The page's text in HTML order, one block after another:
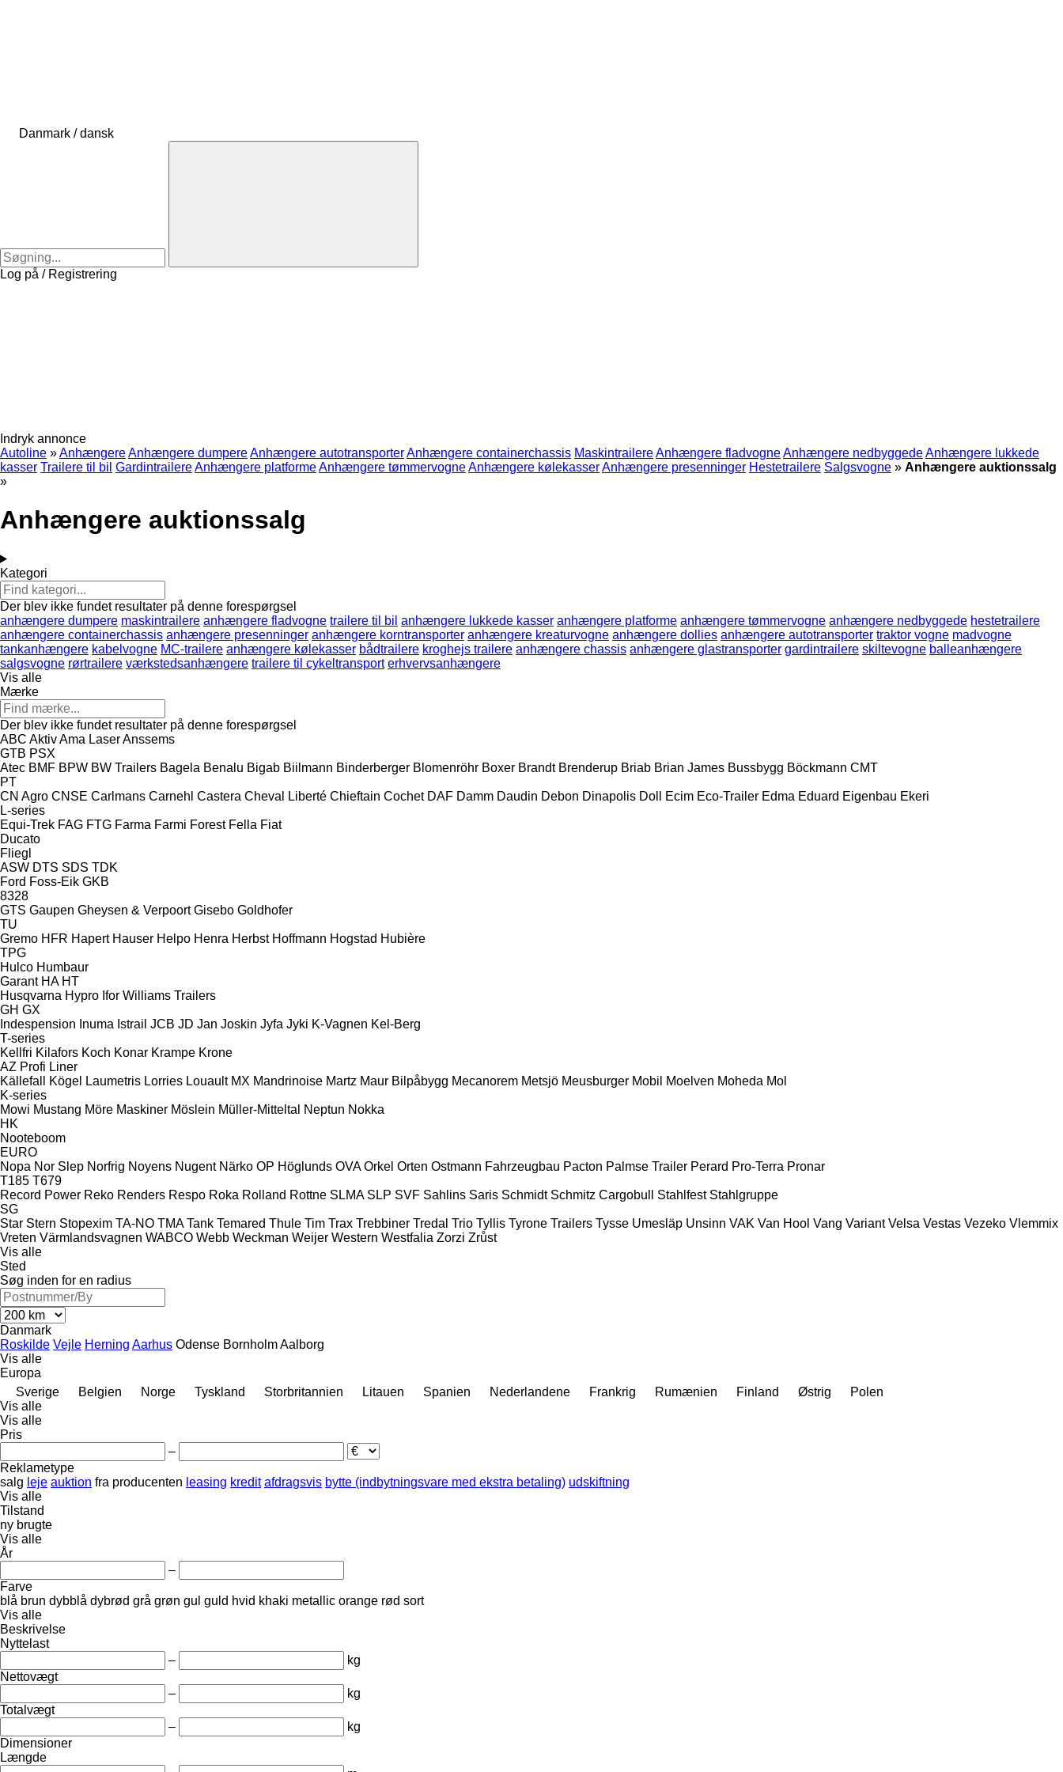
Danmark / dansk
Log på / Registrering
Indryk annonce
Autoline »AnhængereAnhængere dumpereAnhængere autotransporterAnhængere containerchassis MaskintrailereAnhængere fladvogneAnhængere nedbyggedeAnhængere lukkede
kasser Trailere til bil GardintrailereAnhængere platformeAnhængere tømmervogneAnhængere kølekasserAnhængere presenninger Hestetrailere Salgsvogne » Anhængere auktionssalg
»
Anhængere auktionssalg
Kategori
Der blev ikke fundet resultater på denne forespørgsel
anhængere dumpere maskintrailere anhængere fladvogne trailere til bil anhængere lukkede kasser anhængere platforme anhængere tømmervogne anhængere nedbyggede hestetrailere
anhængere containerchassis anhængere presenninger anhængere korntransporter anhængere kreaturvogne anhængere dollies anhængere autotransporter traktor vogne madvogne
tankanhængere kabelvogne MC-trailere anhængere kølekasser bådtrailere kroghejs trailere anhængere chassis anhængere glastransporter gardintrailere skiltevogne balleanhængere
salgsvogne rørtrailere værkstedsanhængere trailere til cykeltransport erhvervsanhængere
Vis alle
Mærke
Der blev ikke fundet resultater på denne forespørgsel
ABC AktivAma LaserAnssems
GTB PSX
Atec BMF BPW BW Trailers Bagela Benalu Bigab Biilmann Binderberger Blomenröhr Boxer Brandt Brenderup Briab Brian James Bussbygg Böckmann CMT
PT
CN Agro CNSE Carlmans Carnehl Castera Cheval Liberté Chieftain Cochet DAF Damm Daudin Debon Dinapolis Doll Ecim Eco-Trailer Edma Eduard Eigenbau Ekeri
L-series
Equi-Trek FAG FTG Farma Farmi Forest Fella Fiat
Ducato
Fliegl
ASW DTS SDS TDK
Ford Foss-Eik GKB
8328
GTS Gaupen Gheysen & Verpoort Gisebo Goldhofer
TU
Gremo HFR Hapert Hauser Helpo Henra Herbst Hoffmann Hogstad Hubière
TPG
Hulco Humbaur
Garant HA HT
Husqvarna Hypro Ifor Williams Trailers
GH GX
Indespension Inuma Istrail JCB JD Jan Joskin Jyfa Jyki K-Vagnen Kel-Berg
T-series
Kellfri Kilafors Koch Konar Krampe Krone
AZ Profi Liner
Källefall
Kögel Laumetris Lorries Louault MX Mandrinoise Martz Maur Bilpåbygg Mecanorem Metsjö Meusburger Mobil Moelven Moheda Mol
K-series
Mowi Mustang Möre Maskiner Möslein Müller-Mitteltal Neptun Nokka
HK
Nooteboom
EURO
Nopa Nor Slep Norfrig Noyens Nugent Närko OP Höglunds OVA Orkel Orten Ostmann Fahrzeugbau Pacton Palmse Trailer Perard Pro-Terra Pronar
T185 T679
Record Power Reko Renders Respo Roka Rolland Rottne SLMA SLP SVF Sahlins Saris Schmidt Schmitz Cargobull Stahlfest Stahlgruppe
SG
Star Stern Stopexim TA-NO TMA Tank Temared Thule Tim Trax Trebbiner Tredal Trio Tyllis Tyrone Trailers Tysse Umesläp Unsinn VAK Van Hool Vang Variant Velsa Vestas Vezeko Vlemmix
Vreten Värmlandsvagnen WABCO Webb Weckman Weijer Western Westfalia Zorzi Zrůst
Vis alle
Sted
Søg inden for en radius
Danmark
Roskilde Vejle Herning Aarhus Odense BornholmAalborg
Vis alle
Europa
Sverige
Belgien Norge Tyskland Storbritannien Litauen Spanien Nederlandene Frankrig Rumænien Finland Østrig
Polen
Vis alle
Vis alle
Pris
–
Reklametype
salg leje auktion fra producenten leasing kredit afdragsvis bytte (indbytningsvare med ekstra betaling) udskiftning
Vis alle
Tilstand
ny brugte
Vis alle
År
–
Farve
blå brun dybblå dybrød grå grøn gul guld hvid khaki metallic orange rød sort
Vis alle
Beskrivelse
Nyttelast
–
kg
Nettovægt
–
kg
Totalvægt
–
kg
Dimensioner
Længde